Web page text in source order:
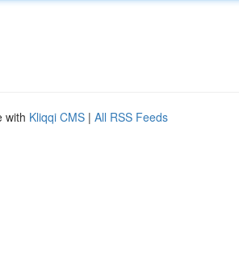
with Kliqqi CMS | All RSS Feeds